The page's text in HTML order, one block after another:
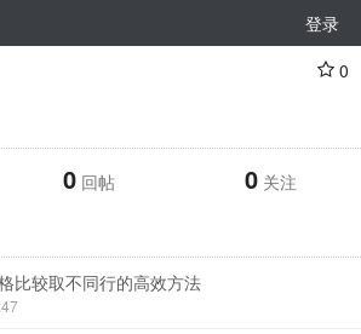
登录
0
0 回帖 0 关注
比较取不同行的高效方法